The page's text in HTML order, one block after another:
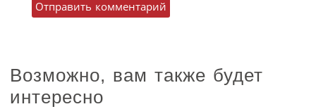
Возможно, вам также будет
интересно